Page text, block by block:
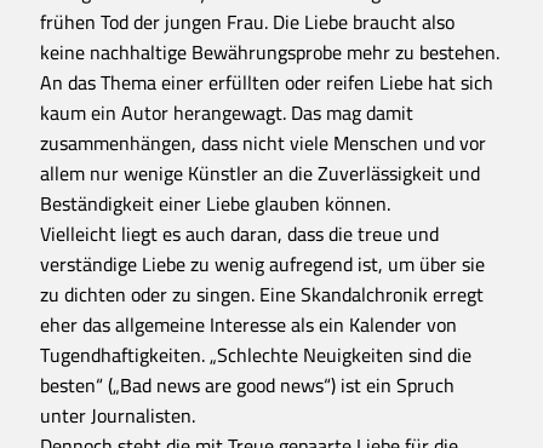
frühen Tod der jungen Frau. Die Liebe braucht also
keine nachhaltige Bewährungsprobe mehr zu bestehen.
An das Thema einer erfüllten oder reifen Liebe hat sich
kaum ein Autor herangewagt. Das mag damit
zusammenhängen, dass nicht viele Menschen und vor
allem nur wenige Künstler an die Zuverlässigkeit und
Beständigkeit einer Liebe glauben können.
Vielleicht liegt es auch daran, dass die treue und
verständige Liebe zu wenig aufregend ist, um über sie
zu dichten oder zu singen. Eine Skandalchronik erregt
eher das allgemeine Interesse als ein Kalender von
Tugendhaftigkeiten. „Schlechte Neuigkeiten sind die
besten“ („Bad news are good news“) ist ein Spruch
unter Journalisten.